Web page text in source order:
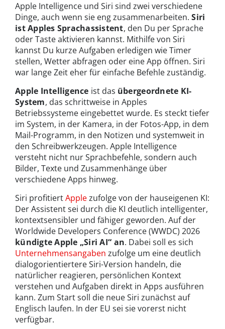
Apple Intelligence und Siri sind zwei verschiedene
Dinge, auch wenn sie eng zusammenarbeiten. Siri
ist Apples Sprachassistent, den Du per Sprache
oder Taste aktivieren kannst. Mithilfe von Siri
kannst Du kurze Aufgaben erledigen wie Timer
stellen, Wetter abfragen oder eine App öffnen. Siri
war lange Zeit eher für einfache Befehle zuständig.
Apple Intelligence ist das übergeordnete KI-
System, das schrittweise in Apples
Betriebssysteme eingebettet wurde. Es steckt tiefer
im System, in der Kamera, in der Fotos-App, in dem
Mail-Programm, in den Notizen und systemweit in
den Schreibwerkzeugen. Apple Intelligence
versteht nicht nur Sprachbefehle, sondern auch
Bilder, Texte und Zusammenhänge über
verschiedene Apps hinweg.
Siri profitiertApplezufolge von der hauseigenen KI:
Der Assistent sei durch die KI deutlich intelligenter,
kontextsensibler und fähiger geworden. Auf der
Worldwide Developers Conference (WWDC) 2026
kündigte Apple „Siri AI“ an. Dabei soll es sich
Unternehmensangaben zufolge um eine deutlich
dialogorientiertere Siri-Version handeln, die
natürlicher reagieren, persönlichen Kontext
verstehen und Aufgaben direkt in Apps ausführen
kann. Zum Start soll die neue Siri zunächst auf
Englisch laufen. In der EU sei sie vorerst nicht
verfügbar.